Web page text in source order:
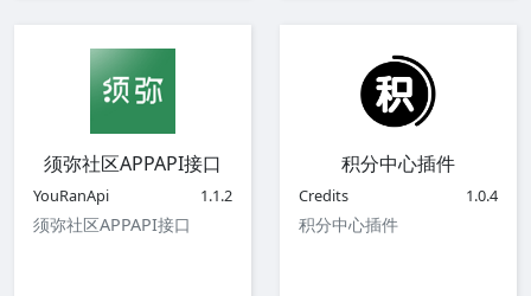
须弥社区APPAPI接口
YouRanApi 1.1.2
须弥社区APPAPI接口
积分中心插件
Credits 1.0.4
积分中心插件